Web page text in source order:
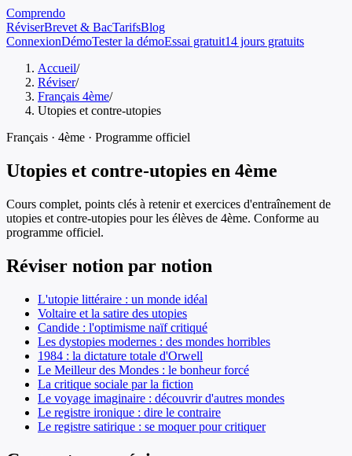
Comprendo
RéviserBrevet & BacTarifsBlog
ConnexionDémoTester la démoEssai gratuit14 jours gratuits
Accueil/
Réviser/
Français 4ème/
Utopies et contre-utopies
Français · 4ème · Programme officiel
Utopies et contre-utopies en 4ème
Cours complet, points clés à retenir et exercices d'entraînement de
utopies et contre-utopies pour les élèves de 4ème. Conforme au
programme officiel.
Réviser notion par notion
L'utopie littéraire : un monde idéal
Voltaire et la satire des utopies
Candide : l'optimisme naïf critiqué
Les dystopies modernes : des mondes horribles
1984 : la dictature totale d'Orwell
Le Meilleur des Mondes : le bonheur forcé
La critique sociale par la fiction
Le voyage imaginaire : découvrir d'autres mondes
Le registre ironique : dire le contraire
Le registre satirique : se moquer pour critiquer